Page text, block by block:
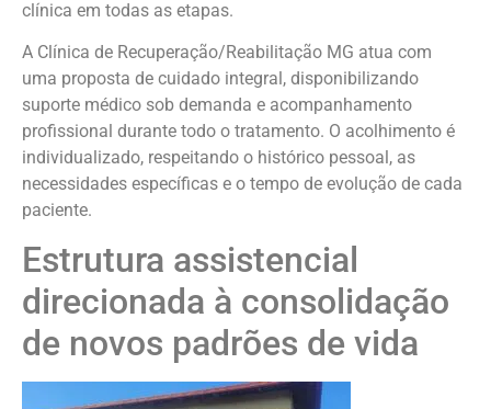
clínica em todas as etapas.
A Clínica de Recuperação/Reabilitação MG atua com
uma proposta de cuidado integral, disponibilizando
suporte médico sob demanda e acompanhamento
profissional durante todo o tratamento. O acolhimento é
individualizado, respeitando o histórico pessoal, as
necessidades específicas e o tempo de evolução de cada
paciente.
Estrutura assistencial
direcionada à consolidação
de novos padrões de vida